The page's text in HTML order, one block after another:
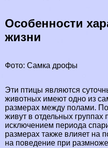
Особенности
жизни
Фото: Самка дрофы
Эти птицы являются
животных имеют одно из
размерах между полами.
живут в отдельных группах
исключением периода
размерах также влияет на
на поведение при